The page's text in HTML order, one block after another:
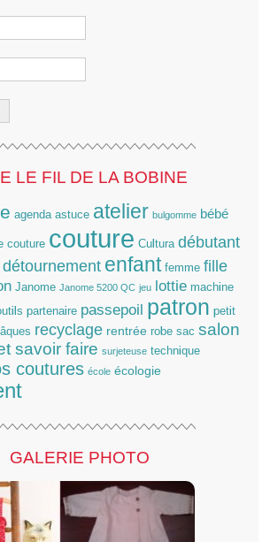
LE FIL DE LA BOBINE
agenda astuce atelier bulgomme bébé
couture couture Cultura débutant
détournement enfant femme fille
Janome Janome 5200 QC jeu lottie machine
partenaire passepoil patron petit
recyclage rentrée robe sac salon
savoir faire surjeteuse technique
coutures école écologie
GALERIE PHOTO